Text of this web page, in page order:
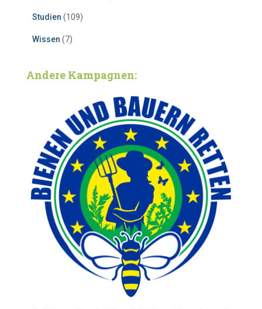
Studien (109)
Wissen (7)
Andere Kampagnen: